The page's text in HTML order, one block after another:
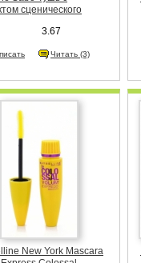
сценического
3.67
Читать (3)
New York Mascara